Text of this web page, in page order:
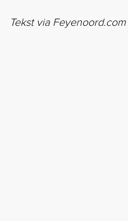
Tekst via Feyenoord.com